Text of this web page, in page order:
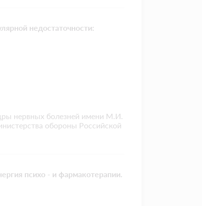
недостаточности:
нервных болезней имени М.И.
обороны Российской
психо - и фармакотерапии.